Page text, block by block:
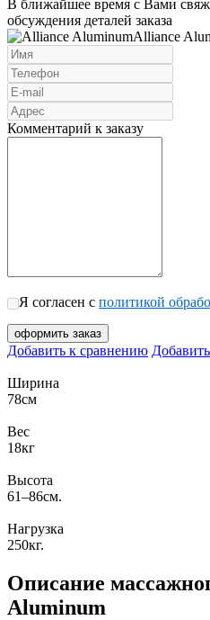
В ближайшее время с Вами
обсуждения деталей заказа
Alliance
Комментарий к заказу
Я согласен с политикой
Добавить к сравнению
Ширина
78см
Вес
18кг
Высота
61–86см.
Нагрузка
250кг.
Описание
Aluminum